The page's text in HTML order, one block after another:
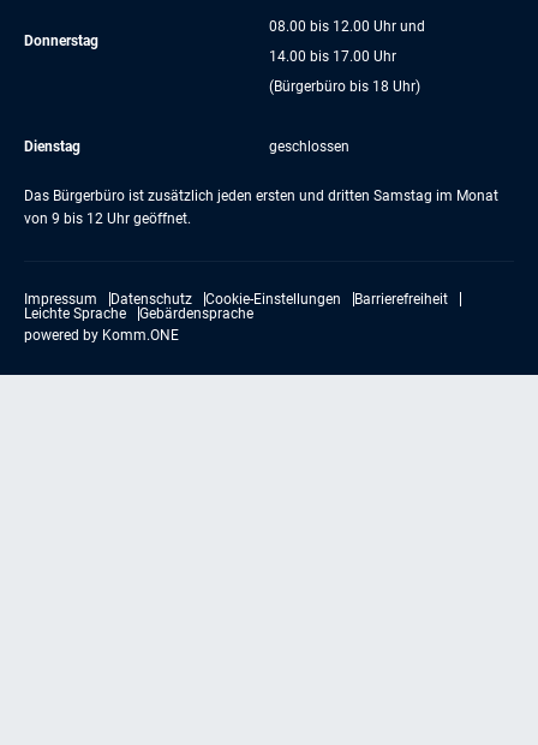
Donnerstag
08.00 bis 12.00 Uhr und
14.00 bis 17.00 Uhr
(Bürgerbüro bis 18 Uhr)
Dienstag geschlossen
Das Bürgerbüro ist zusätzlich jeden ersten und dritten Samstag im Monat
von 9 bis 12 Uhr geöffnet.
Impressum Datenschutz Cookie-Einstellungen
Barrierefreiheit
Leichte Sprache
Gebärdensprache
powered by Komm.ONE